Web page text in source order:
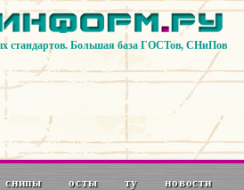
стандартов. Большая база ГОСТов, СНиПов
снипы осты ту новости